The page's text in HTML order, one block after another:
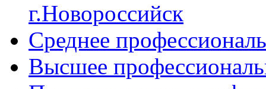
г.Новороссийск
Среднее
Высшее